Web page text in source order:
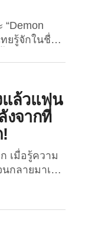
ยรู้จักในชื่อ
เข้าฉาย
านมา และ
นตร์อย่าง
ลับทั่วโลก
ม่าเข้มข้น...
แล้วแฟน
งจากที่
เมื่อรู้ความ
กลายมาเป็น
คุณธรรม!
CTWANT